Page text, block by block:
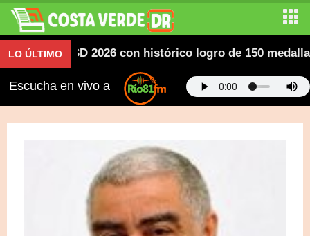
LO ÚLTIMOSD 2026 con histórico logro de 150
Escucha en vivo a